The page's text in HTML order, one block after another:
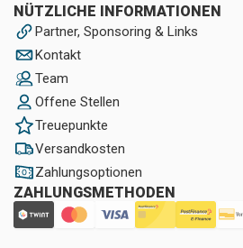
NÜTZLICHE INFORMATIONEN
Partner, Sponsoring & Links
Kontakt
Team
Offene Stellen
Treuepunkte
Versandkosten
Zahlungsoptionen
ZAHLUNGSMETHODEN